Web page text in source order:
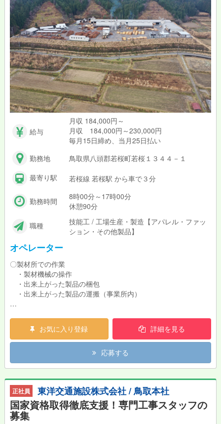
給与
月収 184,000円～
月収 184,000円～230,000円
毎月15日締め、当月25日払い
勤務地
鳥取県八頭郡若桜町若桜１３４４－１
最寄り駅
若桜線 若桜駅 から車で３分
勤務時間
8時00分～17時00分
休憩90分
職種
技能工 / 工場生産・製造【アパレル・ファッ
ション・その他製品】
オペレーター
〇製材所での作業
・製材機械の操作
・出来上がった製品の梱包
・出来上がった製品の運搬（事業所内）
最初は製材機械を担当している職員の補助をしながら
機械オペレーターを目指していただきます。
お気に入り登録 詳細を見る
応募する
正社員 東洋交通施設株式会社 / 鳥取本社
国家資格取得徹底支援！専門工事スタッフの
募集